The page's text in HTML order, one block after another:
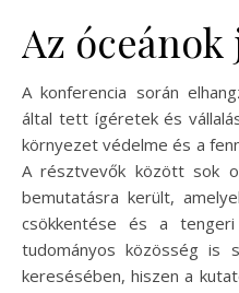
Az óceánok
A konferencia során
által tett ígéretek és
környezet védelme és a
A résztvevők között sok
bemutatásra került,
csökkentése és a
tudományos közösség is
keresésében, hiszen a